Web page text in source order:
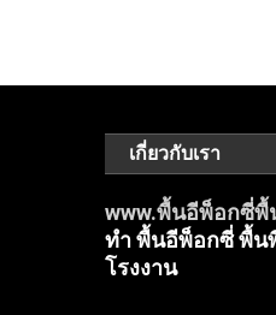
เกี่ยวกับเรา
www.พื้นอีพ็อกซี่
ทำ พื้นอีพ็อกซี่ พื้น
โรงงาน